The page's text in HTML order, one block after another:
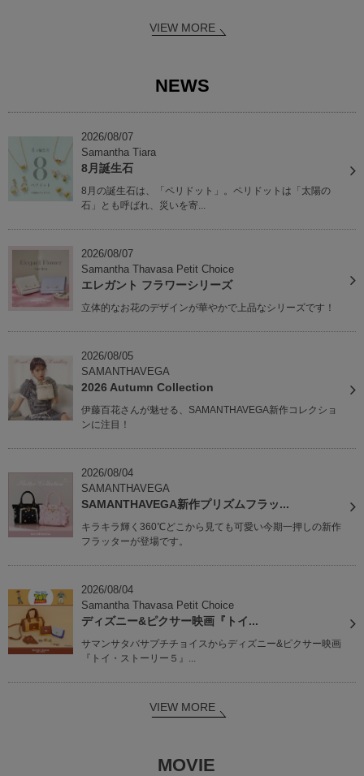
VIEW MORE
NEWS
2026/08/07
Samantha Tiara
8月誕生石
8月の誕生石は、「ペリドット」。ペリドットは「太陽の
石」とも呼ばれ、災いを寄...
2026/08/07
Samantha Thavasa Petit Choice
エレガント フラワーシリーズ
立体的なお花のデザインが華やかで上品なシリーズです！
2026/08/05
SAMANTHAVEGA
2026 Autumn Collection
伊藤百花さんが魅せる、SAMANTHAVEGA新作コレクショ
ンに注目！
2026/08/04
SAMANTHAVEGA
SAMANTHAVEGA新作プリズムフラッ...
キラキラ輝く360℃どこから見ても可愛い今期一押しの新作
フラッターが登場です。
2026/08/04
Samantha Thavasa Petit Choice
ディズニー&ピクサー映画『トイ...
サマンサタバサプチチョイスからディズニー&ピクサー映画
『トイ・ストーリー５』...
VIEW MORE
MOVIE